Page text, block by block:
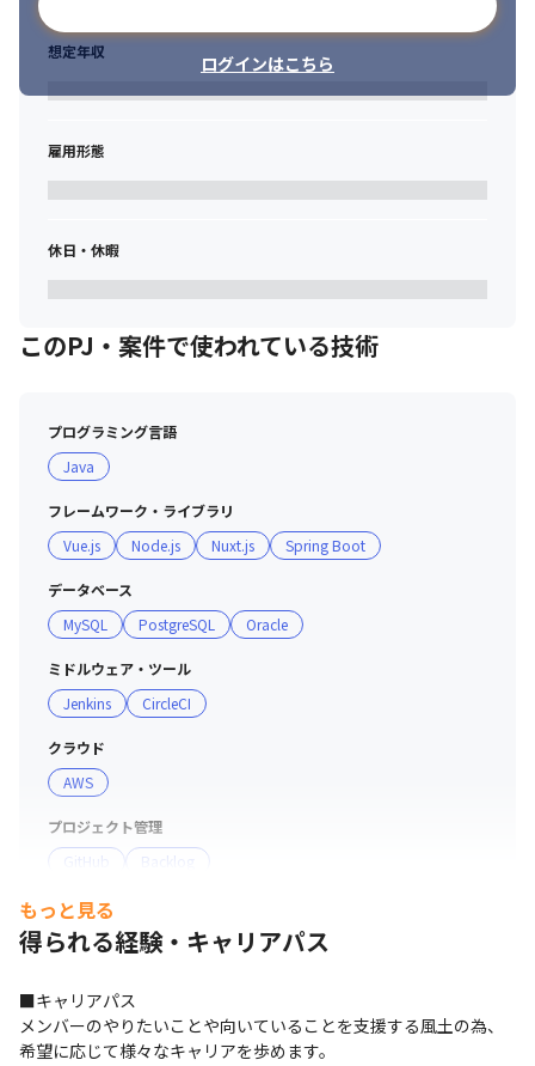
ログインはこちら
想定年収
雇用形態
休日・休暇
このPJ・案件で使われている技術
プログラミング言語
Java
フレームワーク・ライブラリ
Vue.js
Node.js Nuxt.js Spring Boot
データベース
MySQL
PostgreSQL Oracle
ミドルウェア・ツール
Jenkins
CircleCI
クラウド
AWS
プロジェクト管理
GitHub
Backlog
コミュニケーションツール
Slack
Windows
もっと見る
得られる経験・キャリアパス
■キャリアパス
メンバーのやりたいことや向いていることを支援する風土の為、
希望に応じて様々なキャリアを歩めます。